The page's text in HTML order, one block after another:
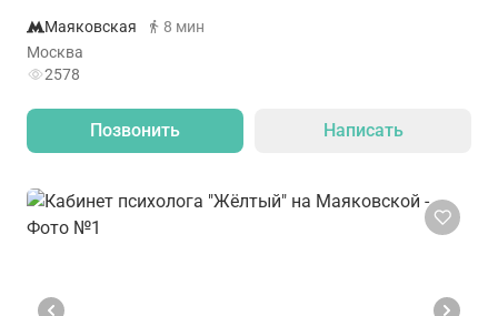
Маяковская
8 мин
Москва
2578
Позвонить Написать